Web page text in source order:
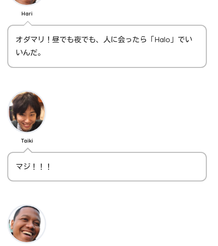
Hari
オダマリ！昼でも夜でも、人に会ったら「Halo」でい
いんだ。
Taiki
マジ！！！